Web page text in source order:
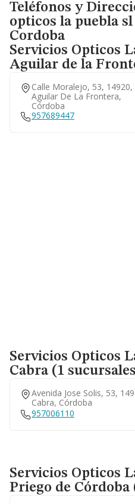
Teléfonos y
opticos la puebla
Cordoba
Servicios Opticos
Aguilar de la
Calle Moralejo, 53, 14920,
Aguilar De La Frontera,
Córdoba
957689447
Servicios Opticos
Cabra (1
Avenida Jose Solis, 53,
Cabra, Córdoba
957006110
Servicios Opticos
Priego de Córdoba